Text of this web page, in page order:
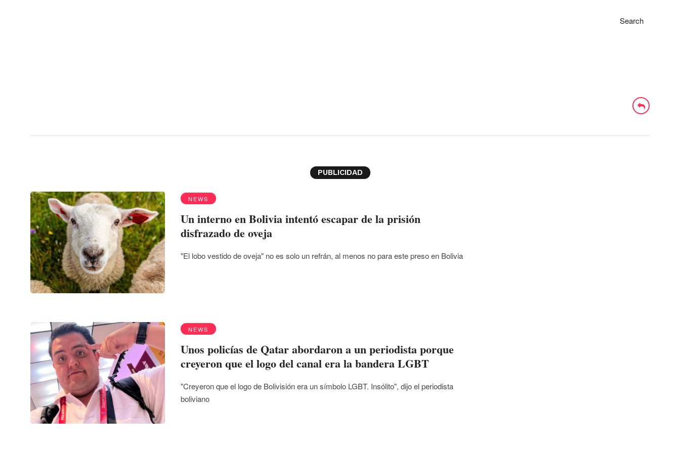
Search
PUBLICIDAD
NEWS
Un interno en Bolivia intentó escapar de la prisión
disfrazado de oveja
"El lobo vestido de oveja" no es solo un refrán, al menos no para este preso en Bolivia
NEWS
Unos policías de Qatar abordaron a un periodista porque
creyeron que el logo del canal era la bandera LGBT
"Creyeron que el logo de Bolivisión era un símbolo LGBT. Insólito", dijo el periodista
boliviano